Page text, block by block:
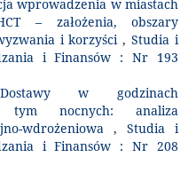
wprowadzenia w miastach
– założenia, obszary
i korzyści,Studia i
i Finansów : Nr 193
Dostawy w godzinach
tym nocnych: analiza
wdrożeniowa ,Studia i
i Finansów : Nr 208